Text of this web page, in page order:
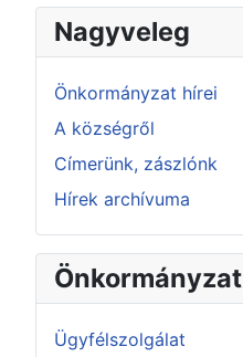
Nagyveleg
Önkormányzat hírei
A községről
Címerünk, zászlónk
Hírek archívuma
Önkormányzat
Ügyfélszolgálat